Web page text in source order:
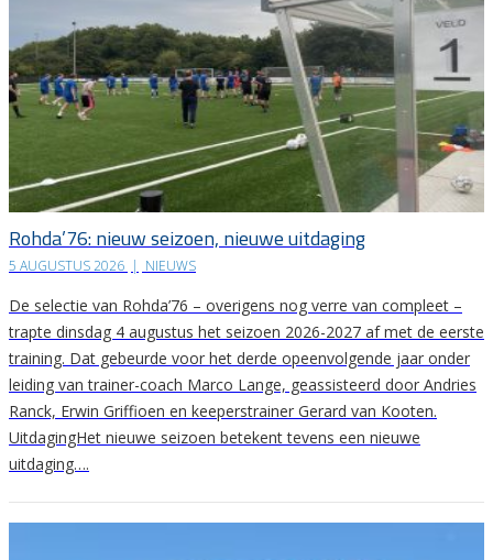
Rohda’76: nieuw seizoen, nieuwe uitdaging
5 AUGUSTUS 2026 | NIEUWS
De selectie van Rohda’76 – overigens nog verre van compleet –
trapte dinsdag 4 augustus het seizoen 2026-2027 af met de eerste
training. Dat gebeurde voor het derde opeenvolgende jaar onder
leiding van trainer-coach Marco Lange, geassisteerd door Andries
Ranck, Erwin Griffioen en keeperstrainer Gerard van Kooten.
UitdagingHet nieuwe seizoen betekent tevens een nieuwe
uitdaging….